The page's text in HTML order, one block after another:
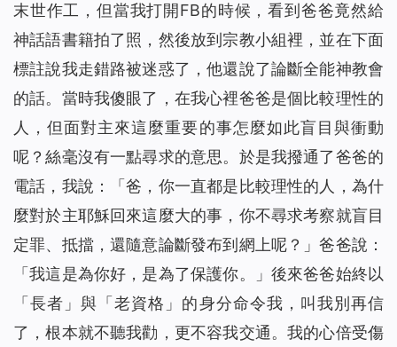
末世作工，但當我打開FB的時候，看到爸爸竟然給
神話語書籍拍了照，然後放到宗教小組裡，並在下面
標註說我走錯路被迷惑了，他還說了論斷全能神教會
的話。當時我傻眼了，在我心裡爸爸是個比較理性的
人，但面對主來這麼重要的事怎麼如此盲目與衝動
呢？絲毫沒有一點尋求的意思。於是我撥通了爸爸的
電話，我說：「爸，你一直都是比較理性的人，為什
麼對於主耶穌回來這麼大的事，你不尋求考察就盲目
定罪、抵擋，還隨意論斷發布到網上呢？」爸爸說：
「我這是為你好，是為了保護你。」後來爸爸始終以
「長者」與「老資格」的身分命令我，叫我別再信
了，根本就不聽我勸，更不容我交通。我的心倍受傷